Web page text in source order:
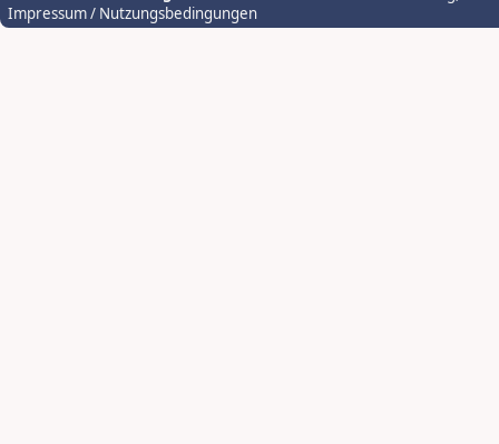
Impressum / Nutzungsbedingungen